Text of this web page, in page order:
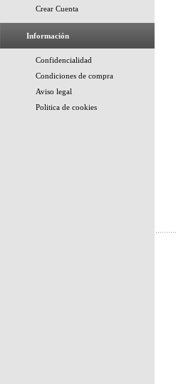
Crear Cuenta
Información
Confidencialidad
Condiciones de compra
Aviso legal
Politica de cookies